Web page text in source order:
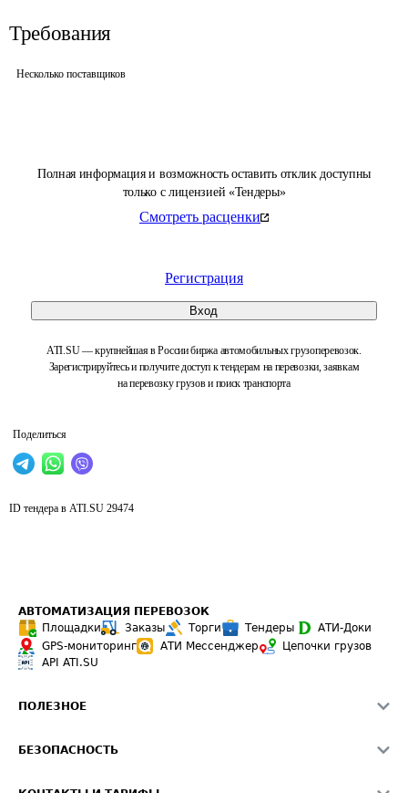
Полная информация и возможность оставить отклик доступны
только с лицензией «Тендеры»
Смотреть расценки
Регистрация
Вход
ATI.SU — крупнейшая в России биржа автомобильных грузоперевозок.
Зарегистрируйтесь и получите доступ к тендерам на перевозки, заявкам
на перевозку грузов и поиск транспорта
Поделиться
Требования
Несколько поставщиков
ID тендера в ATI.SU 29474
АВТОМАТИЗАЦИЯ ПЕРЕВОЗОК
Площадки
Заказы Торги Тендеры
АТИ-Доки
GPS-мониторинг
АТИ Мессенджер
Цепочки грузов
API ATI.SU
ПОЛЕЗНОЕ
Звезды ATI.SU на вашем сайте
БЕЗОПАСНОСТЬ